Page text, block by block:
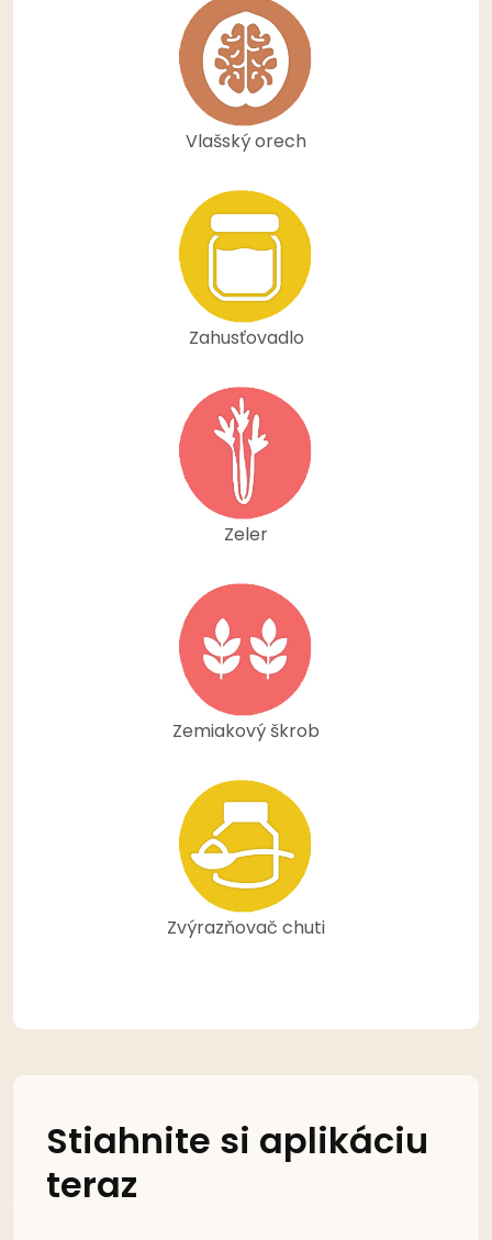
Vlašský orech
Zahusťovadlo
Zeler
Zemiakový škrob
Zvýrazňovač chuti
Stiahnite si aplikáciu
teraz